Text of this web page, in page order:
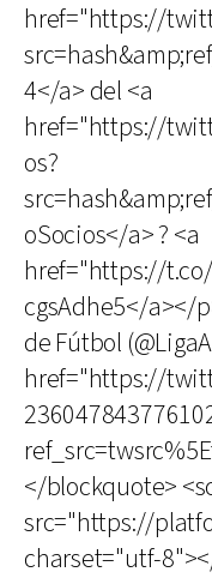
href="https://
4</a> del <a
href="https://
os?
oSocios</a> ? <a
href="https://
cgsAdhe5</a></
de Fútbol
href="https://
</blockquote>
src="https://
charset="utf-